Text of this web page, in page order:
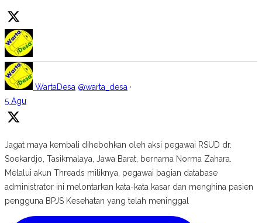
WartaDesa @warta_desa ·
5 Agu
Jagat maya kembali dihebohkan oleh aksi pegawai RSUD dr.
Soekardjo, Tasikmalaya, Jawa Barat, bernama Norma Zahara.
Melalui akun Threads miliknya, pegawai bagian database
administrator ini melontarkan kata-kata kasar dan menghina pasien
pengguna BPJS Kesehatan yang telah meninggal